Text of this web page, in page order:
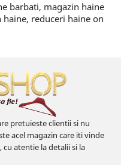
barbati, magazin haine
reduceri haine on
pretuieste clientii si nu
acel magazin care iti vinde
atentie la detalii si la